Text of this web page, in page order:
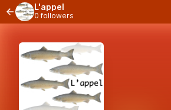
L'appel
0 followers